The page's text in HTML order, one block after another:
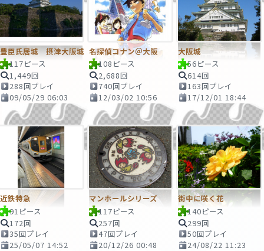
豊臣氏居城 摂津大阪城
117ピース
1,449回
288回プレイ
09/05/29 06:03
名探偵コナン＠大阪
108ピース
2,688回
740回プレイ
12/03/02 10:56
大阪城
56ピース
614回
163回プレイ
17/12/01 18:44
近鉄特急
91ピース
172回
35回プレイ
25/05/07 14:52
マンホールシリーズ
117ピース
257回
47回プレイ
20/12/26 00:48
街中に咲く花
140ピース
299回
50回プレイ
24/08/22 11:23